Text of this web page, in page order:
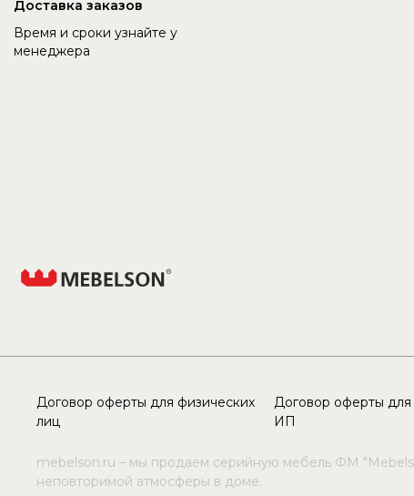
Доставка заказов
Время и сроки узнайте у
менеджера
Договор оферты для физических
лиц
Договор оферты
ИП
mebelson.ru – мы продаем серийную мебель ФМ
неповторимой атмосферы в доме.